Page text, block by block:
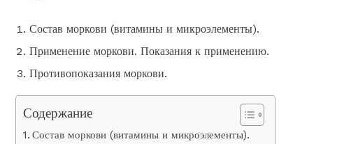
Состав моркови (витамины и микроэлементы).
Применение моркови. Показания к применению.
Противопоказания моркови.
Содержание
Состав моркови (витамины и микроэлементы).